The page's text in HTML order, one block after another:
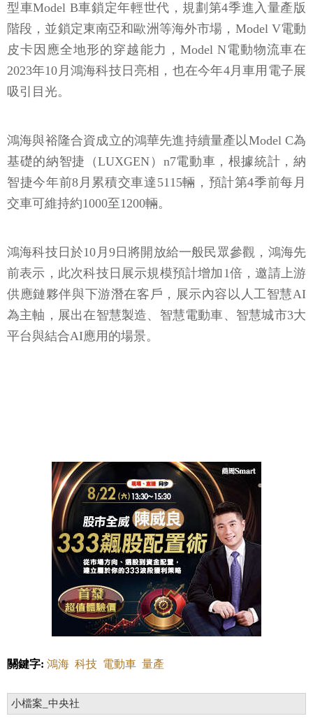
型車Model B車鎖定年輕世代，規劃第4季進入量產版
階段，並鎖定東南亞和歐洲等海外市場，Model V電動
皮卡因應全地形的穿越能力，Model N電動物流車在
2023年10月鴻海科技日亮相，也在今年4月車用電子展
吸引目光。
鴻海與裕隆合資成立的鴻華先進持續量產以Model C為
基礎的納智捷（LUXGEN）n7電動車，根據統計，納
智捷今年前8月累積交車達5115輛，預計第4季前每月
交車可維持約1000至1200輛。
鴻海科技日於10月9日將開放給一般民眾參觀，鴻海先
前表示，此次科技日展示規模預計增加1倍，邀請上游
供應鏈夥伴與下游潛在客戶，展示內容以人工智慧AI
為主軸，展出在智慧製造、智慧電動車、智慧城市3大
平台與結合AI應用的場景。
關鍵字: 鴻海 科技 電動車 量產
小檔案_中央社